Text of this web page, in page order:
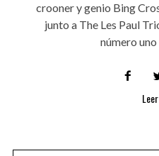
crooner y genio Bing
junto a The Les Paul
número